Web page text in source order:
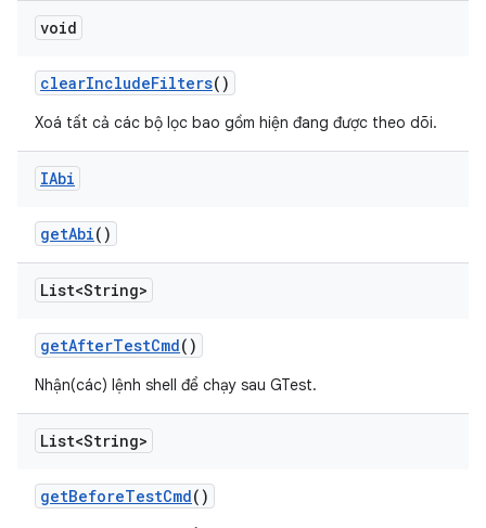
void
clearIncludeFilters()
Xoá tất cả các bộ lọc bao gồm hiện đang được theo dõi.
IAbi
getAbi()
List<String>
getAfterTestCmd()
Nhận(các) lệnh shell để chạy sau GTest.
List<String>
getBeforeTestCmd()